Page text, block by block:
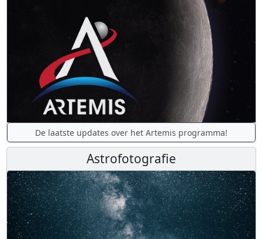
De laatste updates over het Artemis programma!
Astrofotografie